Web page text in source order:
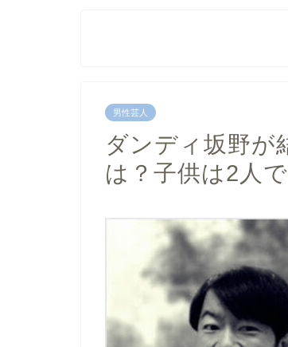
男性芸人
ダンディ坂野が
は？子供は2人